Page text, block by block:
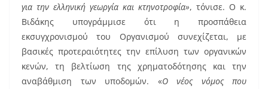
για την ελληνική γεωργία και κτηνοτροφία», τόνισε. Ο κ.
Βιδάκης υπογράμμισε ότι η προσπάθεια
εκσυγχρονισμού του Οργανισμού συνεχίζεται, με
βασικές προτεραιότητες την επίλυση των οργανικών
κενών, τη βελτίωση της χρηματοδότησης και την
αναβάθμιση των υποδομών. «Ο νέος νόμος που